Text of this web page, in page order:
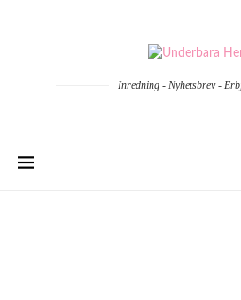
Inredning - Nyhetsbrev -